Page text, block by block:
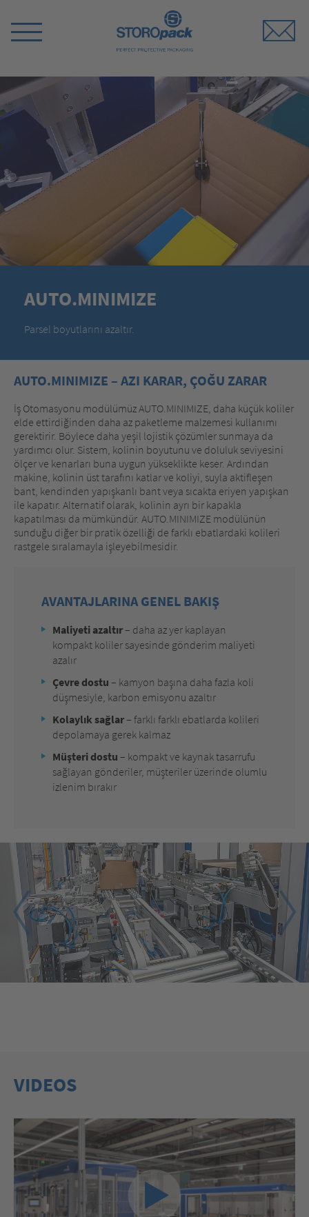
Switch
AUTO.MINIMIZE
Parsel boyutlarını azaltır.
AUTO.MINIMIZE – AZI KARAR, ÇOĞU ZARAR
İş Otomasyonu modülümüz AUTO.MINIMIZE, daha küçük koliler
elde ettirdiğinden daha az paketleme malzemesi kullanımı
gerektirir. Böylece daha yeşil lojistik çözümler sunmaya da
yardımcı olur. Sistem, kolinin boyutunu ve doluluk seviyesini
ölçer ve kenarları buna uygun yükseklikte keser. Ardından
makine, kolinin üst tarafını katlar ve koliyi, suyla aktifleşen
bant, kendinden yapışkanlı bant veya sıcakta eriyen yapışkan
ile kapatır. Alternatif olarak, kolinin ayrı bir kapakla
kapatılması da mümkündür. AUTO.MINIMIZE modülünün
sunduğu diğer bir pratik özelliği de farklı ebatlardaki kolileri
rastgele sıralamayla işleyebilmesidir.
AVANTAJLARINA GENEL BAKIŞ
Maliyeti azaltır– daha az yer kaplayan
kompakt koliler sayesinde gönderim maliyeti
azalır
Çevre dostu – kamyon başına daha fazla koli
düşmesiyle, karbon emisyonu azaltır
Kolaylık sağlar– farklı farklı ebatlarda kolileri
depolamaya gerek kalmaz
Müşteri dostu – kompakt ve kaynak tasarrufu
sağlayan gönderiler, müşteriler üzerinde olumlu
izlenim bırakır
1 3
VIDEOS